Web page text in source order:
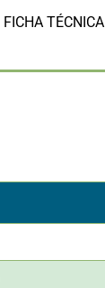
FICHA TÉCNICA